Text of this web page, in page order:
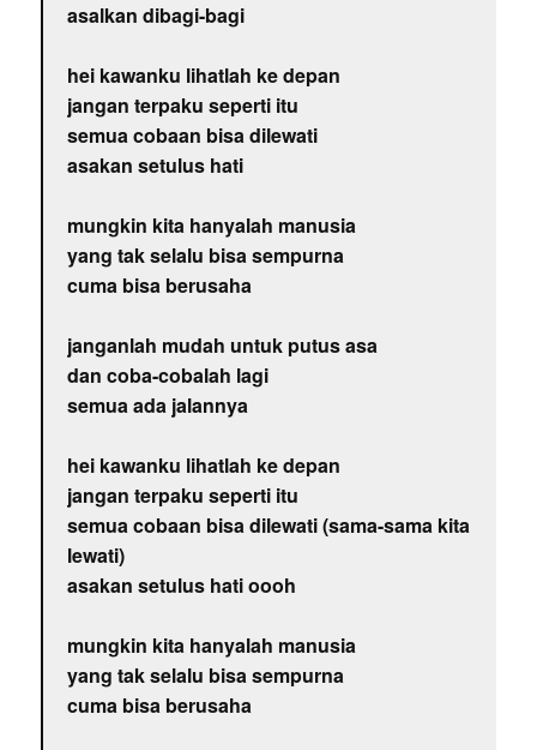
asalkan dibagi-bagi
hei kawanku lihatlah ke depan
jangan terpaku seperti itu
semua cobaan bisa dilewati
asakan setulus hati
mungkin kita hanyalah manusia
yang tak selalu bisa sempurna
cuma bisa berusaha
janganlah mudah untuk putus asa
dan coba-cobalah lagi
semua ada jalannya
hei kawanku lihatlah ke depan
jangan terpaku seperti itu
semua cobaan bisa dilewati (sama-sama kita
lewati)
asakan setulus hati oooh
mungkin kita hanyalah manusia
yang tak selalu bisa sempurna
cuma bisa berusaha